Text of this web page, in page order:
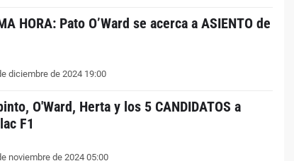
HORA: Pato O’Ward se acerca a ASIENTO de
diciembre de 2024 19:00
O'Ward, Herta y los 5 CANDIDATOS a
F1
noviembre de 2024 05:00